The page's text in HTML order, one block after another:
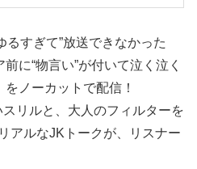
るすぎて”放送できなかった
に“物言い”が付いて泣く泣く
ノーカットで配信！
リルと、大人のフィルターを
アルなJKトークが、リスナー